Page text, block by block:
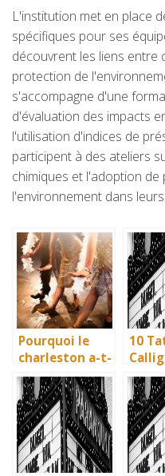
L'institution met en place
spécifiques pour ses
découvrent les liens entre
protection de
s'accompagne d'une
d'évaluation des impacts
l'utilisation d'indices de
participent à des ateliers
chimiques et l'adoption
l'environnement dans
Pourquoi le
charleston a-t-
il fait fureur et
qu’est-ce que
c’est ?
10
s :
vos